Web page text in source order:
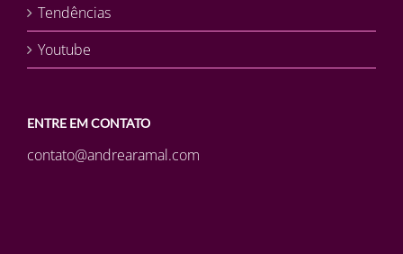
Tendências
Youtube
ENTRE EM CONTATO
contato@andrearamal.com